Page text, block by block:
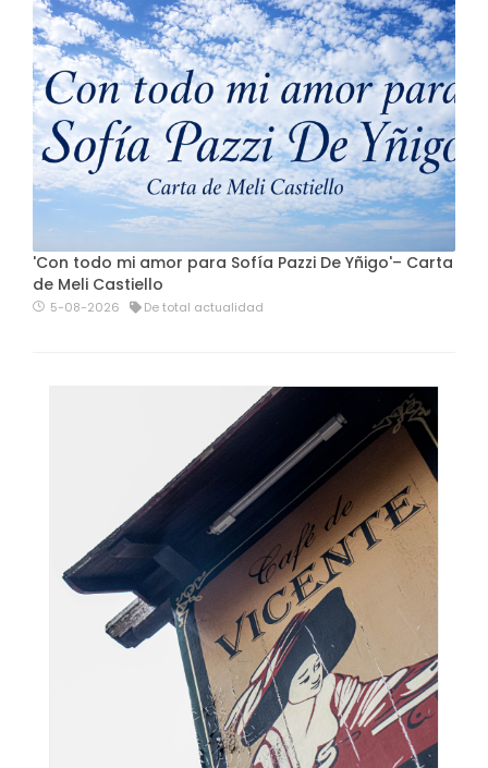
'Con todo mi amor para Sofía Pazzi De Yñigo'– Carta
de Meli Castiello
5-08-2026 De total actualidad